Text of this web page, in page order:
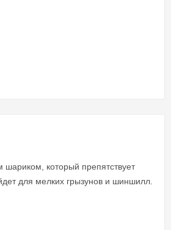
который препятствует
для мелких грызунов и шиншилл.